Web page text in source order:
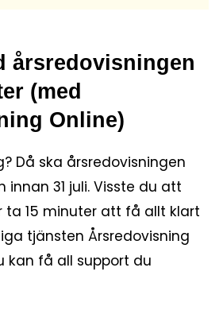
årsredovisningen
(med
Online)
Då ska årsredovisningen
innan 31 juli. Visste du att
ta 15 minuter att få allt klart
tjänsten Årsredovisning
kan få all support du